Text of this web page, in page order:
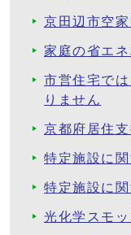
京田辺市空
家庭の省エ
市営住宅で
りません
京都府居住
特定施設に
特定施設に
光化学スモ